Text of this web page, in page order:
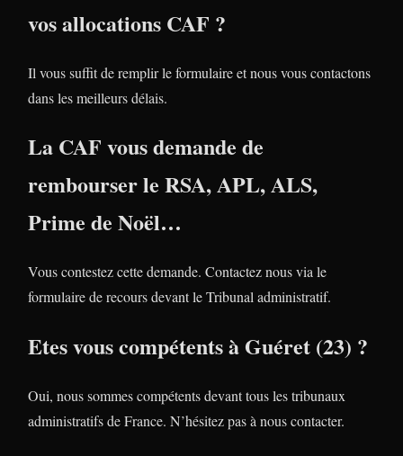
vos allocations CAF ?
Il vous suffit de remplir le formulaire et nous vous contactons
dans les meilleurs délais.
La CAF vous demande de
rembourser le RSA, APL, ALS,
Prime de Noël…
Vous contestez cette demande. Contactez nous via le
formulaire de recours devant le Tribunal administratif.
Etes vous compétents à Guéret (23) ?
Oui, nous sommes compétents devant tous les tribunaux
administratifs de France. N’hésitez pas à nous contacter.